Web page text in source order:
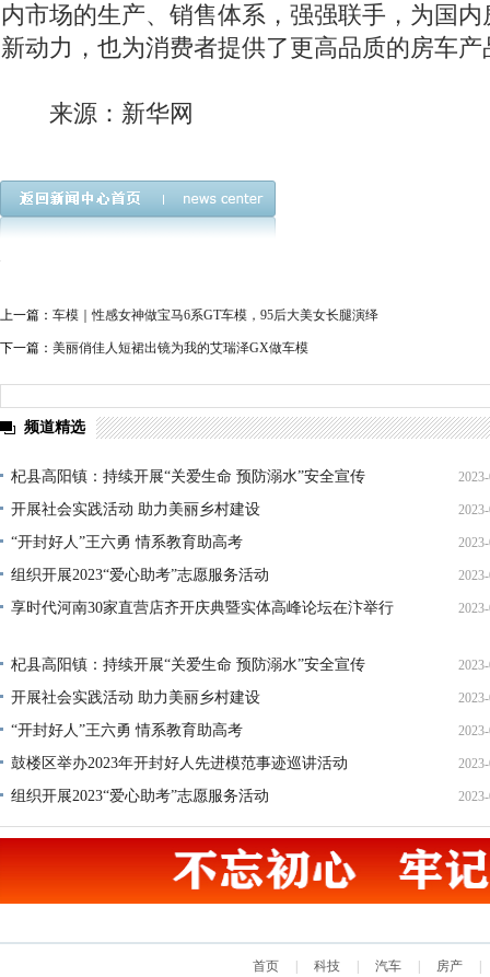
内市场的生产、销售体系，强强联手，为国
新动力，也为消费者提供了更高品质的房车产
来源：新华网
上一篇： 车模｜性感女神做宝马6系GT车模，95后大美女长腿演绎
下一篇： 美丽俏佳人短裙出镜为我的艾瑞泽GX做车模
频道精选
杞县高阳镇：持续开展“关爱生命 预防溺水”安全宣传
开展社会实践活动 助力美丽乡村建设
“开封好人”王六勇 情系教育助高考
组织开展2023“爱心助考”志愿服务活动
享时代河南30家直营店齐开庆典暨实体高峰论坛在汴举行
杞县高阳镇：持续开展“关爱生命 预防溺水”安全宣传
开展社会实践活动 助力美丽乡村建设
“开封好人”王六勇 情系教育助高考
鼓楼区举办2023年开封好人先进模范事迹巡讲活动
组织开展2023“爱心助考”志愿服务活动
首页 科技 汽车 房产